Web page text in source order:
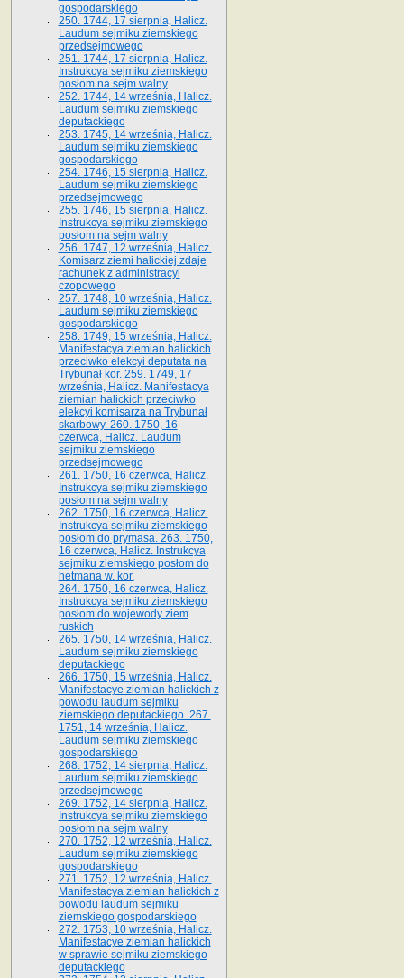
gospodarskiego
250. 1744, 17 sierpnia, Halicz.
Laudum sejmiku ziemskiego
przedsejmowego
251. 1744, 17 sierpnia, Halicz.
Instrukcya sejmiku ziemskiego
posłom na sejm walny
252. 1744, 14 września, Halicz.
Laudum sejmiku ziemskiego
deputackiego
253. 1745, 14 września, Halicz.
Laudum sejmiku ziemskiego
gospodarskiego
254. 1746, 15 sierpnia, Halicz.
Laudum sejmiku ziemskiego
przedsejmowego
255. 1746, 15 sierpnia, Halicz.
Instrukcya sejmiku ziemskiego
posłom na sejm walny
256. 1747, 12 września, Halicz.
Komisarz ziemi halickiej zdaje
rachunek z administracyi
czopowego
257. 1748, 10 września, Halicz.
Laudum sejmiku ziemskiego
gospodarskiego
258. 1749, 15 września, Halicz.
Manifestacya ziemian halickich
przeciwko elekcyi deputata na
Trybunał kor. 259. 1749, 17
września, Halicz. Manifestacya
ziemian halickich przeciwko
elekcyi komisarza na Trybunał
skarbowy. 260. 1750, 16
czerwca, Halicz. Laudum
sejmiku ziemskiego
przedsejmowego
261. 1750, 16 czerwca, Halicz.
Instrukcya sejmiku ziemskiego
posłom na sejm walny
262. 1750, 16 czerwca, Halicz.
Instrukcya sejmiku ziemskiego
posłom do prymasa. 263. 1750,
16 czerwca, Halicz. Instrukcya
sejmiku ziemskiego posłom do
hetmana w. kor.
264. 1750, 16 czerwca, Halicz.
Instrukcya sejmiku ziemskiego
posłom do wojewody ziem
ruskich
265. 1750, 14 września, Halicz.
Laudum sejmiku ziemskiego
deputackiego
266. 1750, 15 września, Halicz.
Manifestacye ziemian halickich z
powodu laudum sejmiku
ziemskiego deputackiego. 267.
1751, 14 września, Halicz.
Laudum sejmiku ziemskiego
gospodarskiego
268. 1752, 14 sierpnia, Halicz.
Laudum sejmiku ziemskiego
przedsejmowego
269. 1752, 14 sierpnia, Halicz.
Instrukcya sejmiku ziemskiego
posłom na sejm walny
270. 1752, 12 września, Halicz.
Laudum sejmiku ziemskiego
gospodarskiego
271. 1752, 12 września, Halicz.
Manifestacya ziemian halickich z
powodu laudum sejmiku
ziemskiego gospodarskiego
272. 1753, 10 września, Halicz.
Manifestacye ziemian halickich
w sprawie sejmiku ziemskiego
deputackiego